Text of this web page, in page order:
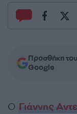
Προσθήκη
Google
Ο Γιάννης